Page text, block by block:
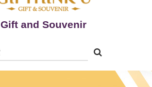
Gift and Souvenir